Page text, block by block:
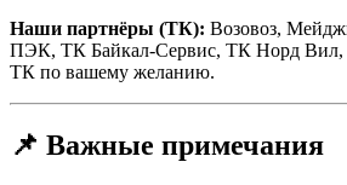
Наши партнёры (ТК): Возовоз,
ПЭК, ТК Байкал-Сервис, ТК Норд Вил,
ТК по вашему желанию.
📌 Важные примечания